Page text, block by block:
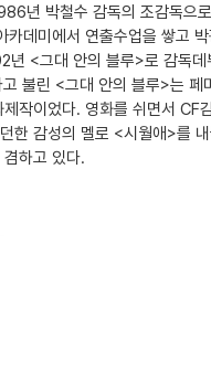
년 박철수 감독의 조감독으
카데미에서 연출수업을 쌓고
년 <그대 안의 블루>로 감독데
불린 <그대 안의 블루>는 페
작이었다. 영화를 쉬면서 CF
한 감성의 멜로 <시월애>를
하고 있다.